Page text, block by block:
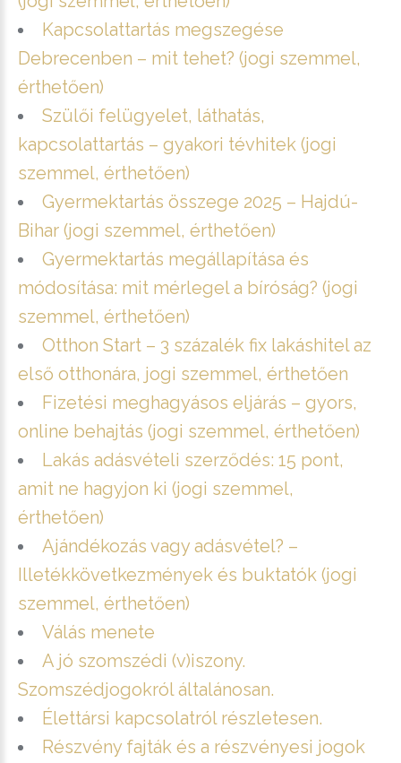
Kapcsolattartás megszegése
Debrecenben – mit tehet? (jogi szemmel,
érthetően)
Szülői felügyelet, láthatás,
kapcsolattartás – gyakori tévhitek (jogi
szemmel, érthetően)
Gyermektartás összege 2025 – Hajdú-
Bihar (jogi szemmel, érthetően)
Gyermektartás megállapítása és
módosítása: mit mérlegel a bíróság? (jogi
szemmel, érthetően)
Otthon Start – 3 százalék fix lakáshitel az
első otthonára, jogi szemmel, érthetően
Fizetési meghagyásos eljárás – gyors,
online behajtás (jogi szemmel, érthetően)
Lakás adásvételi szerződés: 15 pont,
amit ne hagyjon ki (jogi szemmel,
érthetően)
Ajándékozás vagy adásvétel? –
Illetékkövetkezmények és buktatók (jogi
szemmel, érthetően)
Válás menete
A jó szomszédi (v)iszony.
Szomszédjogokról általánosan.
Élettársi kapcsolatról részletesen.
Részvény fajták és a részvényesi jogok